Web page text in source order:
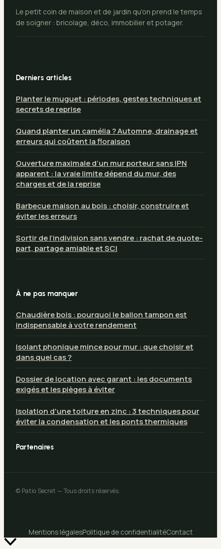
Le petit coin de maison et de jardin qu'on prend le temps
de soigner : bricolage, déco, immobilier et potager.
Derniers articles
Planter le muguet : périodes, gestes techniques et
secrets de reprise
Quand planter un camélia ? Automne, drainage et
erreurs qui coûtent la floraison
Ouverture maximale d’un mur porteur sans IPN
apparent : la vraie limite dépend du mur, des
charges et de la reprise
Barbecue maison au bois : choisir, construire et
éviter les erreurs
Sortir de l’indivision sans vendre : rachat de quote-
part, partage amiable et SCI
À ne pas manquer
Chaudière bois : pourquoi le ballon tampon est
indispensable à votre rendement
Isolant phonique mince pour mur : que choisir et
dans quel cas ?
Dossier de location avec garant : les documents
exigés et les pièges à éviter
Isolation d'une toiture en zinc : 3 techniques pour
éviter la condensation et les ponts thermiques
Partenaires
© Patio Secret — Tous droits réservés.
Mentions légalesPolitique de confidentialitéContact
Retour